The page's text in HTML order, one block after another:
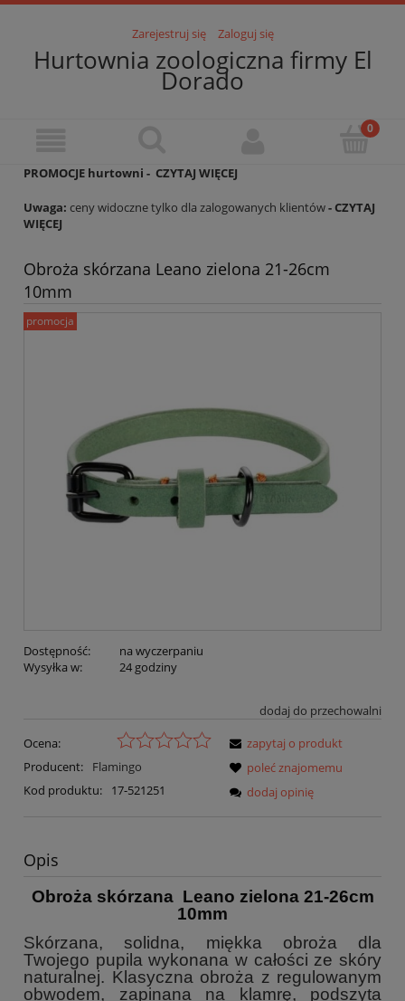
Zarejestruj się Zaloguj się
Hurtownia zoologiczna firmy El
Dorado
PROMOCJE hurtowni - CZYTAJ WIĘCEJ
Uwaga: ceny widoczne tylko dla zalogowanych klientów- CZYTAJ
WIĘCEJ
Obroża skórzana Leano zielona 21-26cm
10mm
promocja
Dostępność:
na wyczerpaniu
Wysyłka w:
24 godziny
dodaj do przechowalni
Ocena:
Producent:
Flamingo
Kod produktu:
17-521251
zapytaj o produkt
poleć znajomemu
dodaj opinię
Opis
Obroża skórzana Leano zielona 21-26cm
10mm
Skórzana, solidna, miękka obroża dla
Twojego pupila wykonana w całości ze skóry
naturalnej. Klasyczna obroża z regulowanym
obwodem, zapinana na klamrę, podszyta